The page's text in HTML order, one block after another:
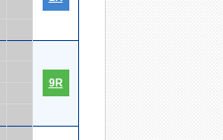
9R